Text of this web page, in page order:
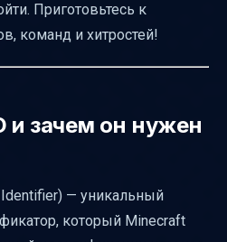
при работе с
к API и команды
актуальность гайда
Приготовьтесь к
команд и хитростей!
и зачем он нужен
Identifier) — уникальный
который Minecraft